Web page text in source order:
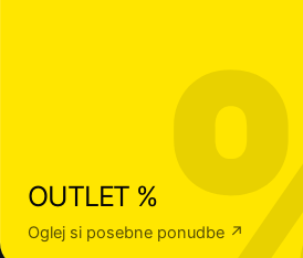
OUTLET %
Oglej si posebne ponudbe ↗